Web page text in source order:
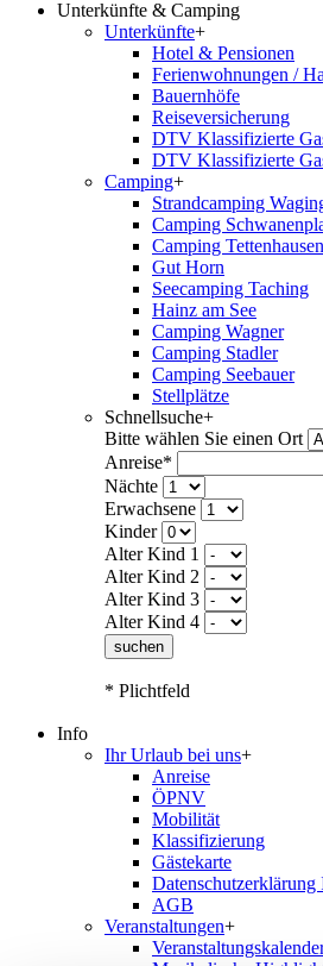
Unterkünfte & Camping
Unterkünfte+
Hotel & Pensionen
Ferienwohnungen /
Bauernhöfe
Reiseversicherung
DTV Klassifizierte
DTV Klassifizierte
Camping+
Strandcamping
Camping
Camping Tettenhausen
Gut Horn
Seecamping Taching
Hainz am See
Camping Wagner
Camping Stadler
Camping Seebauer
Stellplätze
Schnellsuche+
Bitte wählen Sie einen Ort
Anreise*
Nächte
Erwachsene
Kinder
Alter Kind 1
Alter Kind 2
Alter Kind 3
Alter Kind 4
suchen
* Plichtfeld
Info
Ihr Urlaub bei uns+
Anreise
ÖPNV
Mobilität
Klassifizierung
Gästekarte
Datenschutzerklärung
AGB
Veranstaltungen+